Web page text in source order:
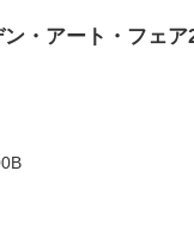
・アート・フェア